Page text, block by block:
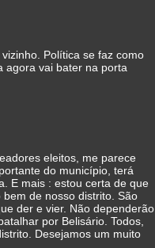
Política se faz como
agora vai bater na porta
eleitos, me parece
do município, terá
E mais : estou certa de que
de nosso distrito. São
der e vier. Não dependerão
por Belisário. Todos,
Desejamos um muito